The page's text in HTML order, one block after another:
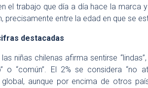
el trabajo que día a día hace la marca
precisamente entre la edad en que se
destacadas
niñas chilenas afirma sentirse “lindas”,
o “común”. El 2% se considera “no
aunque por encima de otros